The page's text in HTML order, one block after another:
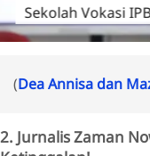
Sekolah Vokasi
(Dea Annisa dan
2. Jurnalis Zaman